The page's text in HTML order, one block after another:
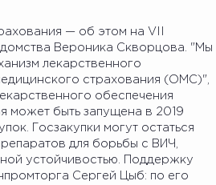
— об этом на VII
Вероника Скворцова. "Мы
лекарственного
страхования (ОМС)",
обеспечения
может быть запущена в 2019
Госзакупки могут остаться
для борьбы с ВИЧ,
устойчивостью. Поддержку
Сергей Цыб: по его